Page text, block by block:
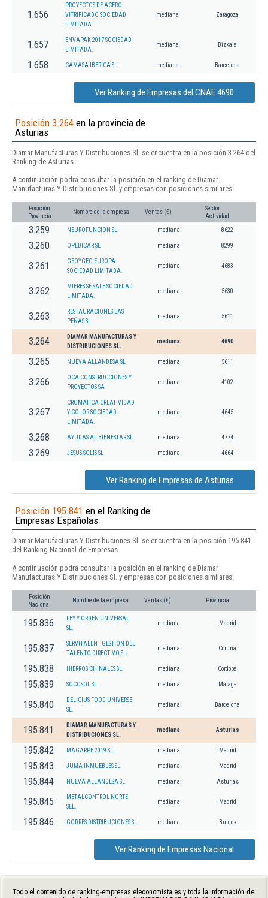
1.656
PROYECTOS DE ACERO
VITRIFICADO SOCIEDAD
LIMITADA
mediana Zaragoza
1.657
ENVAPAK 2017 SOCIEDAD
LIMITADA.
mediana Bizkaia
1.658 CAMASA IBERICA S.L. mediana Barcelona
Ver Ranking de Empresas del CNAE 4690
Posición 3.264 en la provincia de
Asturias
Diamar Manufacturas Y Distribuciones Sl. se encuentra en la posición 3.264 del
Ranking de Asturias.
A continuación podrá consultar la posición en el ranking de Diamar
Manufacturas Y Distribuciones Sl. y empresas con posiciones similares:
Posición
Provincia
Nombre de la empresa Ventas (€)
Sector
Actividad
3.259 NEUROFUNCION SL. mediana 8622
3.260 OPEDICAR SL mediana 8299
3.261
GEOYGEO EUROPA
SOCIEDAD LIMITADA.
mediana 4683
3.262
MIERES SE SALE SOCIEDAD
LIMITADA.
mediana 5630
3.263
RESTAURACIONES LAS
PEÑAS SL
mediana 5611
3.264
DIAMAR MANUFACTURAS Y
DISTRIBUCIONES SL.
mediana 4690
3.265 NUEVA ALLANDESA SL mediana 5611
3.266
OCA CONSTRUCCIONES Y
PROYECTOS SA
mediana 4102
3.267
CROMATICA CREATIVIDAD
Y COLOR SOCIEDAD
LIMITADA.
mediana 4645
3.268 AYUDAS AL BIENESTAR SL mediana 4774
3.269 JESUS SOLIS SL mediana 4664
Ver Ranking de Empresas de Asturias
Posición 195.841 en el Ranking de
Empresas Españolas
Diamar Manufacturas Y Distribuciones Sl. se encuentra en la posición 195.841
del Ranking Nacional de Empresas.
A continuación podrá consultar la posición en el ranking de Diamar
Manufacturas Y Distribuciones Sl. y empresas con posiciones similares:
Posición
Nacional
Nombre de la empresa Ventas (€) Provincia
195.836
LEY Y ORDEN UNIVERSAL
SL.
mediana Madrid
195.837
SERVITALENT GESTION DEL
TALENTO DIRECTIVO S.L.
mediana Coruña
195.838 HIERROS CHINALES SL. mediana Córdoba
195.839 SOCOSOL SL. mediana Málaga
195.840
DELICIUS FOOD UNIVERSE
SL.
mediana Barcelona
195.841
DIAMAR MANUFACTURAS Y
DISTRIBUCIONES SL.
mediana Asturias
195.842 MAGARPE 2019 SL. mediana Madrid
195.843 JUMA INMUEBLES SL mediana Madrid
195.844 NUEVA ALLANDESA SL mediana Asturias
195.845
METALCONTROL NORTE
SLL.
mediana Madrid
195.846 GODRES DISTRIBUCIONES SL mediana Burgos
Ver Ranking de Empresas Nacional
Todo el contenido de ranking-empresas.eleconomista.es y toda la información de